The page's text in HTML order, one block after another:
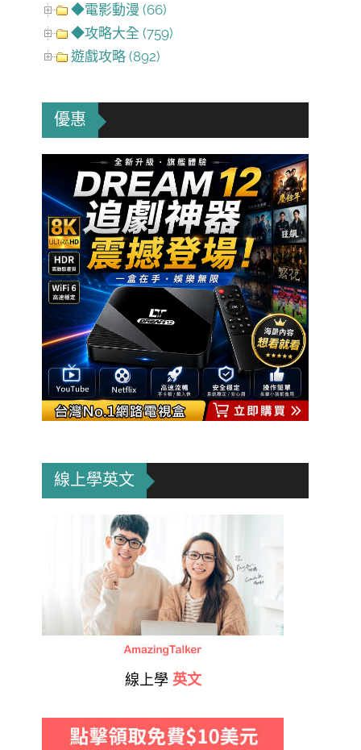
◆電影動漫 (66)
◆攻略大全 (759)
遊戲攻略 (892)
優惠
線上學英文
線上學 英文